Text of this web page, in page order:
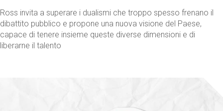
Ross invita a superare i dualismi che troppo spesso frenano il
dibattito pubblico e propone una nuova visione del Paese,
capace di tenere insieme queste diverse dimensioni e di
liberarne il talento